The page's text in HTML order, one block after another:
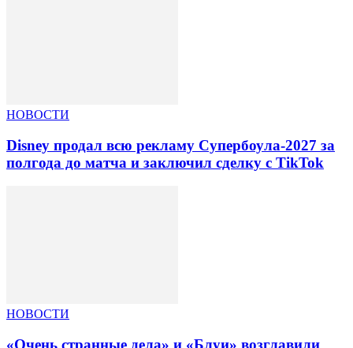
НОВОСТИ
Disney продал всю рекламу Супербоула-2027 за
полгода до матча и заключил сделку с TikTok
НОВОСТИ
«Очень странные дела» и «Блуи» возглавили